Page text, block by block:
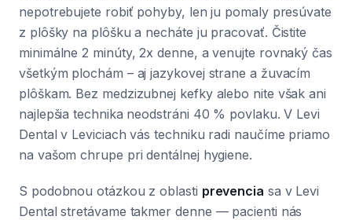
nepotrebujete robiť pohyby, len ju pomaly presúvate
z plôšky na plôšku a necháte ju pracovať. Čistite
minimálne 2 minúty, 2x denne, a venujte rovnaký čas
všetkým plochám – aj jazykovej strane a žuvacím
plôškam. Bez medzizubnej kefky alebo nite však ani
najlepšia technika neodstráni 40 % povlaku. V Levi
Dental v Leviciach vás techniku radi naučíme priamo
na vašom chrupe pri dentálnej hygiene.
S podobnou otázkou z oblasti prevencia sa v Levi
Dental stretávame takmer denne — pacienti nás